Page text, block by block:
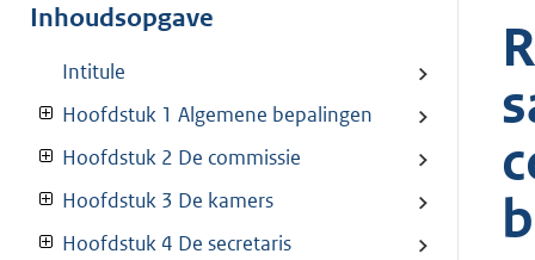
Inhoudsopgave
Intitule
Hoofdstuk 1 Algemene bepalingen
Hoofdstuk 2 De commissie
Hoofdstuk 3 De kamers
Hoofdstuk 4 De secretaris